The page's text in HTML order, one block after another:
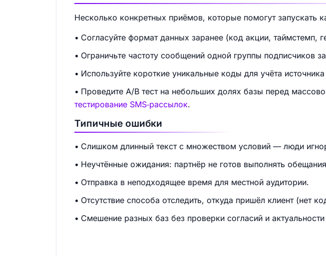
Несколько конкретных приёмов, которые помогут запускать
Согласуйте формат данных заранее (код акции, таймстемп,
Ограничьте частоту сообщений одной группы подписчиков
Используйте короткие уникальные коды для учёта
Проведите A/B тест на небольших долях базы перед
тестирование SMS‑рассылок.
Типичные ошибки
Слишком длинный текст с множеством условий — люди
Неучтённые ожидания: партнёр не готов выполнять
Отправка в неподходящее время для местной аудитории.
Отсутствие способа отследить, откуда пришёл клиент (нет
Смешение разных баз без проверки согласий и актуальности